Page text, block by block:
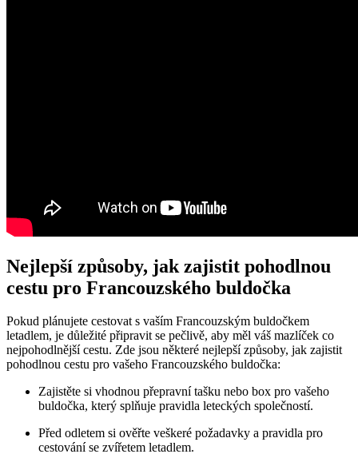
Nejlepší způsoby, jak zajistit pohodlnou
cestu pro Francouzského buldočka
Pokud plánujete cestovat s vaším Francouzským buldočkem
letadlem, je důležité připravit se pečlivě, aby měl váš mazlíček co
nejpohodlnější cestu. Zde jsou některé nejlepší způsoby, jak zajistit
pohodlnou cestu pro vašeho Francouzského buldočka:
Zajistěte si vhodnou přepravní tašku nebo box pro vašeho
buldočka, který splňuje pravidla leteckých společností.
Před odletem si ověřte veškeré požadavky a pravidla pro
cestování se zvířetem letadlem.